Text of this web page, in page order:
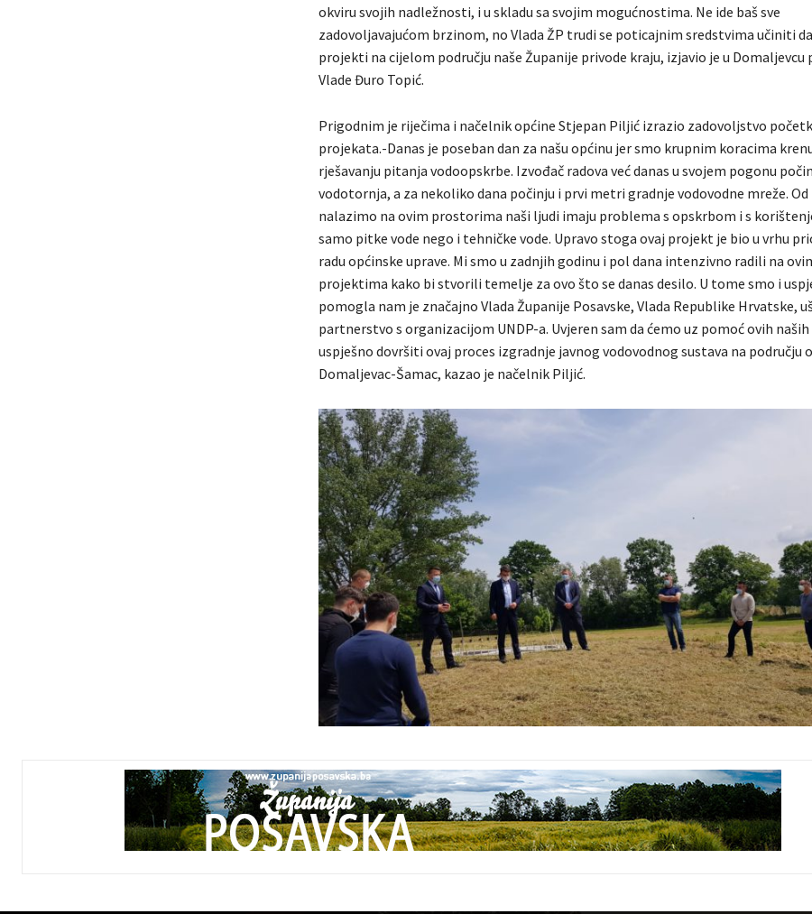
okviru svojih nadležnosti, i u skladu sa svojim mogućnostima. Ne ide baš sve
zadovoljavajućom brzinom, no Vlada ŽP trudi se poticajnim sredstvima učiniti
projekti na cijelom području naše Županije privode kraju, izjavio je u Domaljevcu
Vlade Đuro Topić.
Prigodnim je riječima i načelnik općine Stjepan Piljić izrazio zadovoljstvo
projekata.-Danas je poseban dan za našu općinu jer smo krupnim koracima
rješavanju pitanja vodoopskrbe. Izvođač radova već danas u svojem pogonu
vodotornja, a za nekoliko dana počinju i prvi metri gradnje vodovodne mreže. Od
nalazimo na ovim prostorima naši ljudi imaju problema s opskrbom i s
samo pitke vode nego i tehničke vode. Upravo stoga ovaj projekt je bio u vrhu
radu općinske uprave. Mi smo u zadnjih godinu i pol dana intenzivno radili na
projektima kako bi stvorili temelje za ovo što se danas desilo. U tome smo i
pomogla nam je značajno Vlada Županije Posavske, Vlada Republike Hrvatske,
partnerstvo s organizacijom UNDP-a. Uvjeren sam da ćemo uz pomoć ovih
uspješno dovršiti ovaj proces izgradnje javnog vodovodnog sustava na području
Domaljevac-Šamac, kazao je načelnik Piljić.